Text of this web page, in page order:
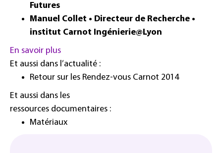
Futures
Manuel Collet • Directeur de Recherche •
institut Carnot Ingénierie@Lyon
En savoir plus
Et aussi dans l’actualité :
Retour sur les Rendez-vous Carnot 2014
Et aussi dans les
ressources documentaires :
Matériaux